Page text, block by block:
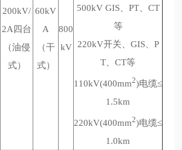
200kV/
2A四台
（油侵
式）
60kV
A
（干
式）
800
kV
500kV GIS、PT、CT
等
220kV开关、GIS、P
T、CT等
110kV(400mm2)电缆≤
1.5km
220kV(400mm2)电缆≤
1.0km